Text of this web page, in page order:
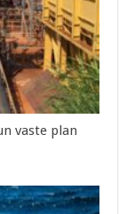
vaste plan